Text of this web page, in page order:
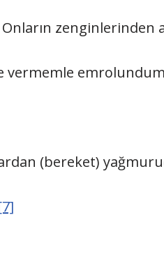
zenginlerinden
vermemle
(bereket)